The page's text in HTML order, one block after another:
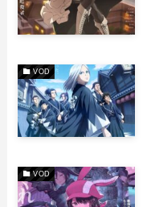
VOD
VOD